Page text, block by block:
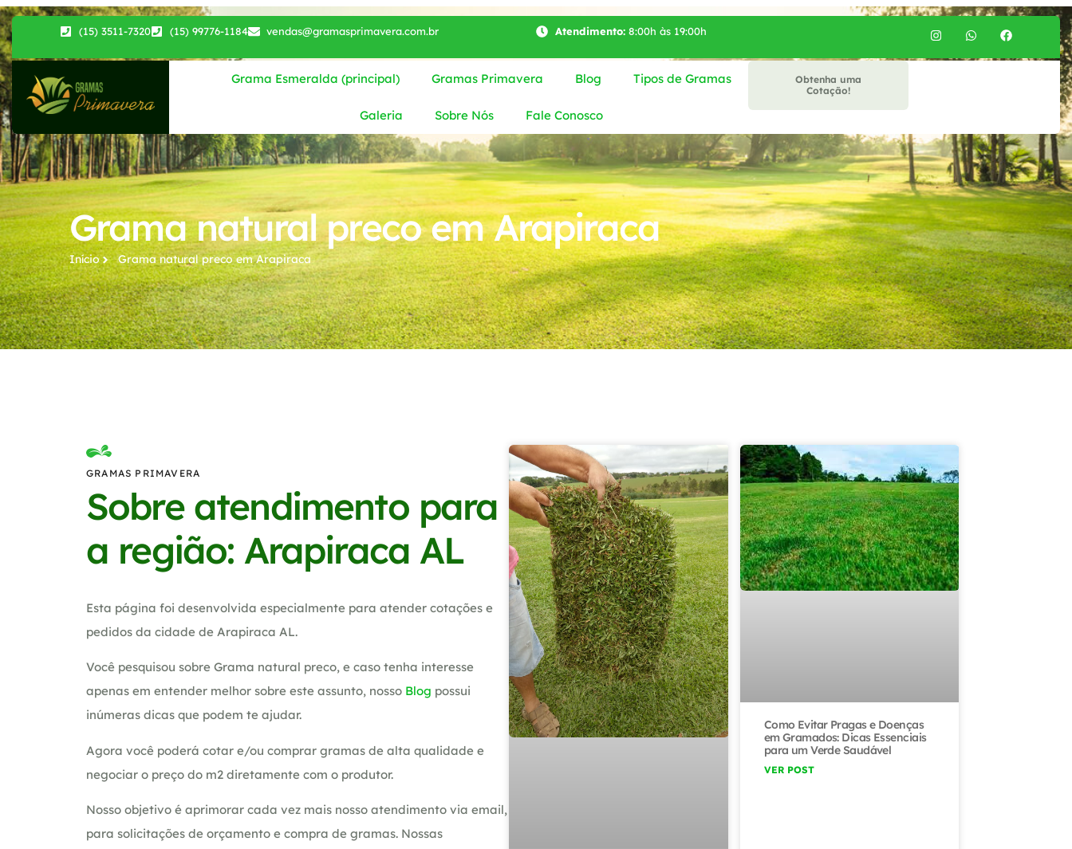
(15) 3511-7320 (15) 99776-1184 vendas@gramasprimavera.com.br Atendimento:8:00h às 19:00h
Grama Esmeralda (principal) Gramas Primavera Blog Tipos de Gramas
Galeria Sobre Nós Fale Conosco
Obtenha uma
Cotação!
Grama natural preco em Arapiraca
Início Grama natural preco​ em Arapiraca
GRAMAS PRIMAVERA
Sobre atendimento para
a região: Arapiraca AL
Esta página foi desenvolvida especialmente para atender cotações e
pedidos da cidade de Arapiraca AL.
Você pesquisou sobre Grama natural preco, e caso tenha interesse
apenas em entender melhor sobre este assunto, nosso Blog possui
inúmeras dicas que podem te ajudar.
Agora você poderá cotar e/ou comprar gramas de alta qualidade e
negociar o preço do m2 diretamente com o produtor.
Nosso objetivo é aprimorar cada vez mais nosso atendimento via email,
para solicitações de orçamento e compra de gramas. Nossas
Como Evitar Pragas e Doenças
em Gramados: Dicas Essenciais
para um Verde Saudável
VER POST